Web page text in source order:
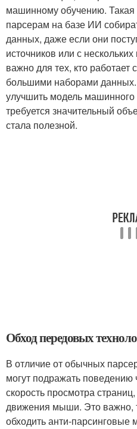
машинному обучению. Такая
парсерам на базе ИИ
данных, даже если они
источников или с
важно для тех, кто
большими наборами
улучшить модель
требуется значительный
стала полезной.
Обход передовых
В отличие от обычных
могут подражать поведению
скорость просмотра
движения мыши. Это важно,
обходить анти-парсинговые